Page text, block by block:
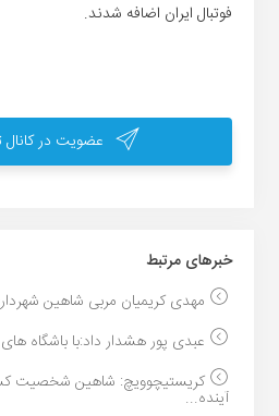
فوتبال ایران اضافه شدند.
عضویت در کانال
خبر‌های مرتبط
مهدی کریمیان مربی شاهین
عبدی پور هشدار داد:با باشگاه
کریستیچوویچ: شاهین شخصیت
آینده...